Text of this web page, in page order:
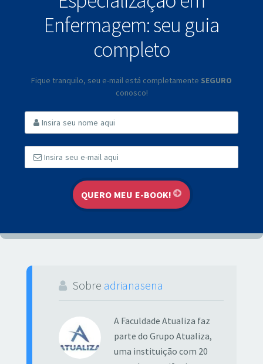
Enfermagem: seu guia
completo
Fique tranquilo, seu e-mail está completamente SEGURO
conosco!
Sobre adrianasena
A Faculdade Atualiza faz
parte do Grupo Atualiza,
uma instituição com 20